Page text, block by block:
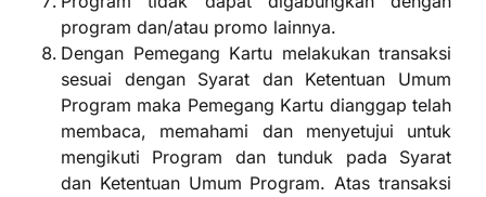
program dan/atau promo lainnya.
Dengan Pemegang Kartu melakukan transaksi
sesuai dengan Syarat dan Ketentuan Umum
Program maka Pemegang Kartu dianggap telah
membaca, memahami dan menyetujui untuk
mengikuti Program dan tunduk pada Syarat
dan Ketentuan Umum Program. Atas transaksi